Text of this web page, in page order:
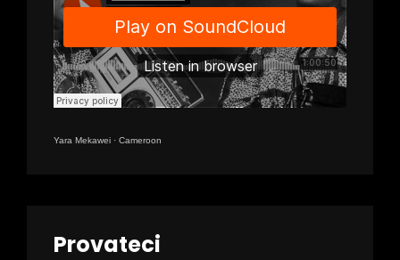
Yara Mekawei · Cameroon
Provateci